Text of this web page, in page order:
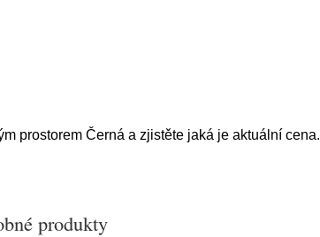
prostorem Černá a zjistěte jaká je aktuální cena.
produkty